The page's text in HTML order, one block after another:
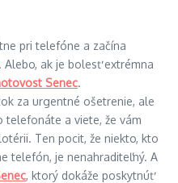
pri telefóne a začína
. Alebo, ak je bolesť extrémna
Senec.
za urgentné ošetrenie, ale
telefonáte a viete, že vám
Ten pocit, že niekto, kto
telefón, je nenahraditeľný. A
, ktorý dokáže poskytnúť